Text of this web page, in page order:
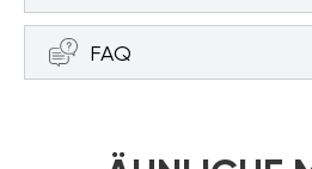
Fototapeten Bretter
a87908 ) aus der
FAQ
Bestellung aufzugeben?